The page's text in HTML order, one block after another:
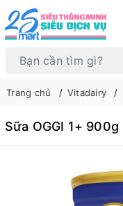
Trang chủ Vitadairy
Sữa OGGI 1+ 900g